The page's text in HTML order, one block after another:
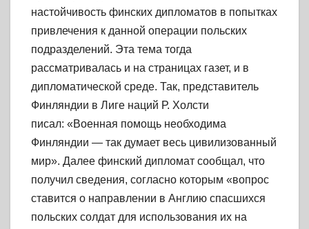
настойчивость финских дипломатов в попытках
привлечения к данной операции польских
подразделений. Эта тема тогда
рассматривалась и на страницах газет, и в
дипломатической среде. Так, представитель
Финляндии в Лиге наций Р. Холсти
писал: «Военная помощь необходима
Финляндии — так думает весь цивилизованный
мир». Далее финский дипломат сообщал, что
получил сведения, согласно которым «вопрос
ставится о направлении в Англию спасшихся
польских солдат для использования их на